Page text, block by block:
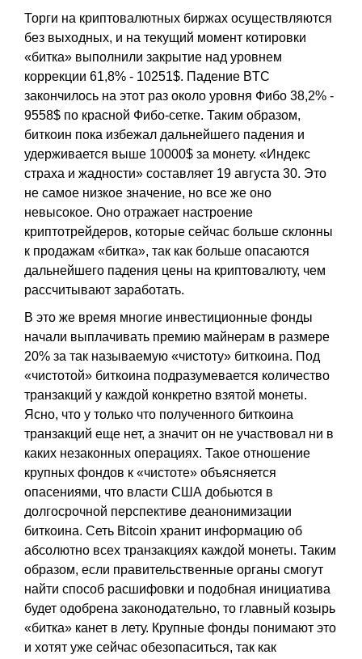
Торги на криптовалютных биржах осуществляются
без выходных, и на текущий момент котировки
«битка» выполнили закрытие над уровнем
коррекции 61,8% - 10251$. Падение BTC
закончилось на этот раз около уровня Фибо 38,2% -
9558$ по красной Фибо-сетке. Таким образом,
биткоин пока избежал дальнейшего падения и
удерживается выше 10000$ за монету. «Индекс
страха и жадности» составляет 19 августа 30. Это
не самое низкое значение, но все же оно
невысокое. Оно отражает настроение
криптотрейдеров, которые сейчас больше склонны
к продажам «битка», так как больше опасаются
дальнейшего падения цены на криптовалюту, чем
рассчитывают заработать.
В это же время многие инвестиционные фонды
начали выплачивать премию майнерам в размере
20% за так называемую «чистоту» биткоина. Под
«чистотой» биткоина подразумевается количество
транзакций у каждой конкретно взятой монеты.
Ясно, что у только что полученного биткоина
транзакций еще нет, а значит он не участвовал ни в
каких незаконных операциях. Такое отношение
крупных фондов к «чистоте» объясняется
опасениями, что власти США добьются в
долгосрочной перспективе деанонимизации
биткоина. Сеть Bitcoin хранит информацию об
абсолютно всех транзакциях каждой монеты. Таким
образом, если правительственные органы смогут
найти способ расшифовки и подобная инициатива
будет одобрена законодательно, то главный козырь
«битка» канет в лету. Крупные фонды понимают это
и хотят уже сейчас обезопаситься, так как